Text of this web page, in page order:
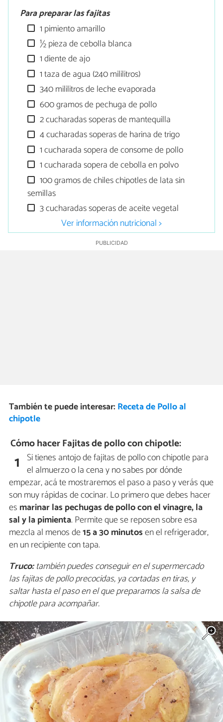
Para preparar las fajitas
1 pimiento amarillo
½ pieza de cebolla blanca
1 diente de ajo
1 taza de agua (240 mililitros)
340 mililitros de leche evaporada
600 gramos de pechuga de pollo
2 cucharadas soperas de mantequilla
4 cucharadas soperas de harina de trigo
1 cucharada sopera de consome de pollo
1 cucharada sopera de cebolla en polvo
100 gramos de chiles chipotles de lata sin
semillas
3 cucharadas soperas de aceite vegetal
Ver información nutricional >
También te puede interesar: Receta de Pollo al
chipotle
Cómo hacer Fajitas de pollo con chipotle:
1 Si tienes antojo de fajitas de pollo con chipotle para
el almuerzo o la cena y no sabes por dónde
empezar, acá te mostraremos el paso a paso y verás que
son muy rápidas de cocinar. Lo primero que debes hacer
es marinarlas pechugas de pollo con el vinagre, la
sal y la pimienta. Permite que se reposen sobre esa
mezcla al menos de15 a 30 minutosen el refrigerador,
en un recipiente con tapa.
Truco:también puedes conseguir en el supermercado
las fajitas de pollo precocidas, ya cortadas en tiras, y
saltar hasta el paso en el que preparamos la salsa de
chipotle para acompañar.